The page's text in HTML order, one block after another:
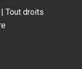
Tout droits